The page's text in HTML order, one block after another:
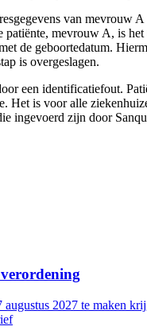
van mevrouw
patiënte, mevrouw A, is
de geboortedatum.
is overgeslagen.
een identificatiefout.
Het is voor alle
ingevoerd zijn door
2027 te maken